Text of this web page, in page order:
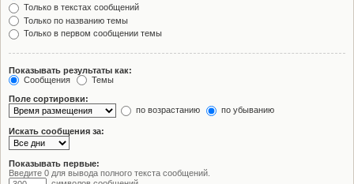
Только в текстах сообщений
Только по названию темы
Только в первом сообщении темы
Показывать результаты как:
Сообщения
Темы
Поле сортировки:
по возрастанию
по убыванию
Искать сообщения за:
Показывать первые:
Введите 0 для вывода полного текста сообщений.